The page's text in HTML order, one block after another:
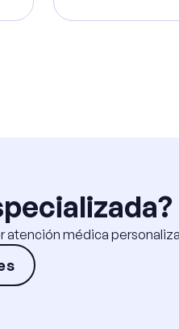
atención médica